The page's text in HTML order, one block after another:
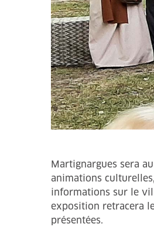
Martignargues sera
animations
informations sur le
exposition retracera
présentées.